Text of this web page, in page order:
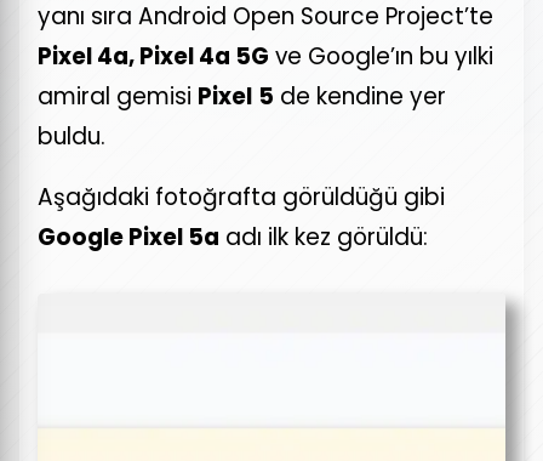
yanı sıra Android Open Source Project’te
Pixel 4a, Pixel 4a 5G ve Google’ın bu yılki
amiral gemisi Pixel 5 de kendine yer
buldu.
Aşağıdaki fotoğrafta görüldüğü gibi
Google Pixel 5a adı ilk kez görüldü: